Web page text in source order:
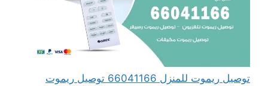
توصيل ريموت للمنزل 66041166 توصيل ريموت